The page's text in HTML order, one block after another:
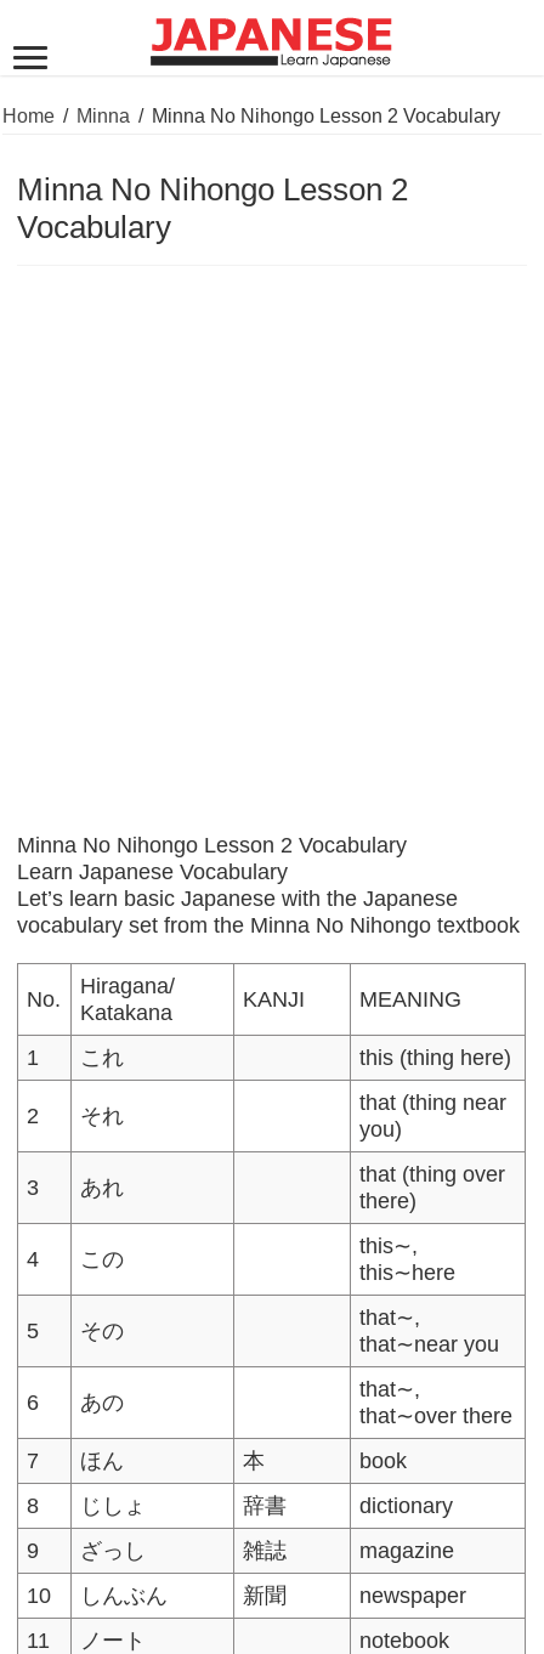
Home / Minna / Minna No Nihongo Lesson 2 Vocabulary
Minna No Nihongo Lesson 2
Vocabulary
Minna No Nihongo Lesson 2 Vocabulary
Learn Japanese Vocabulary
Let’s learn basic Japanese with the Japanese
vocabulary set from the Minna No Nihongo textbook
No.
Hiragana/
Katakana
KANJI MEANING
1 これ this (thing here)
2 それ
that (thing near
you)
3 あれ
that (thing over
there)
4 この
this∼,
this∼here
5 その
that∼,
that∼near you
6 あの
that∼,
that∼over there
7
ほん 本
book
8
じしょ 辞書
dictionary
9
ざっし 雑誌
magazine
10
しんぶん 新聞
newspaper
11
ノート notebook